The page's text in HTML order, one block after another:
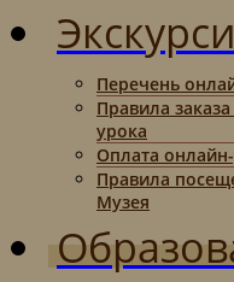
Перечень
Правила
урока
Оплата
Правила
Музея